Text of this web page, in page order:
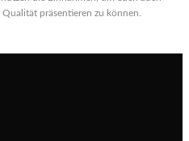
präsentieren zu können.